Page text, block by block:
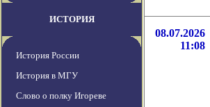
ИСТОРИЯ
История России
История в МГУ
Слово о полку Игореве
08.07.2026
11:08